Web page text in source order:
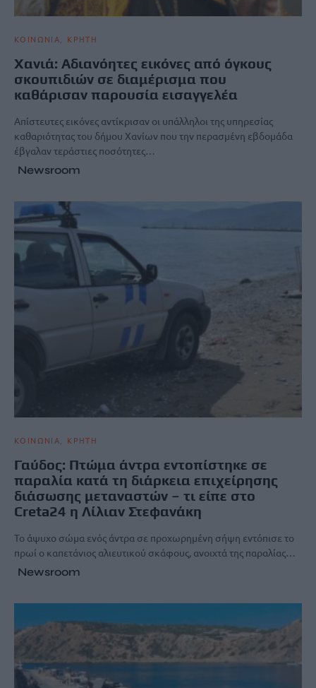
ΚΟΙΝΩΝΙΑ ΚΡΗΤΗ
Χανιά: Αδιανόητες εικόνες από όγκους
σκουπιδιών σε διαμέρισμα που
καθάρισαν παρουσία εισαγγελέα
Απίστευτες εικόνες αντίκρισαν οι υπάλληλοι της υπηρεσίας
καθαριότητας του δήμου Χανίων που την περασμένη εβδομάδα
έβγαλαν τεράστιες ποσότητες…
Newsroom
ΚΟΙΝΩΝΙΑ ΚΡΗΤΗ
Γαύδος: Πτώμα άντρα εντοπίστηκε σε
παραλία κατά τη διάρκεια επιχείρησης
διάσωσης μεταναστών – τι είπε στο
Creta24 η Λίλιαν Στεφανάκη
Το άψυχο σώμα ενός άντρα σε προχωρημένη σήψη εντόπισε το
πρωί ο καπετάνιος αλιευτικού σκάφους, ανοιχτά της παραλίας…
Newsroom